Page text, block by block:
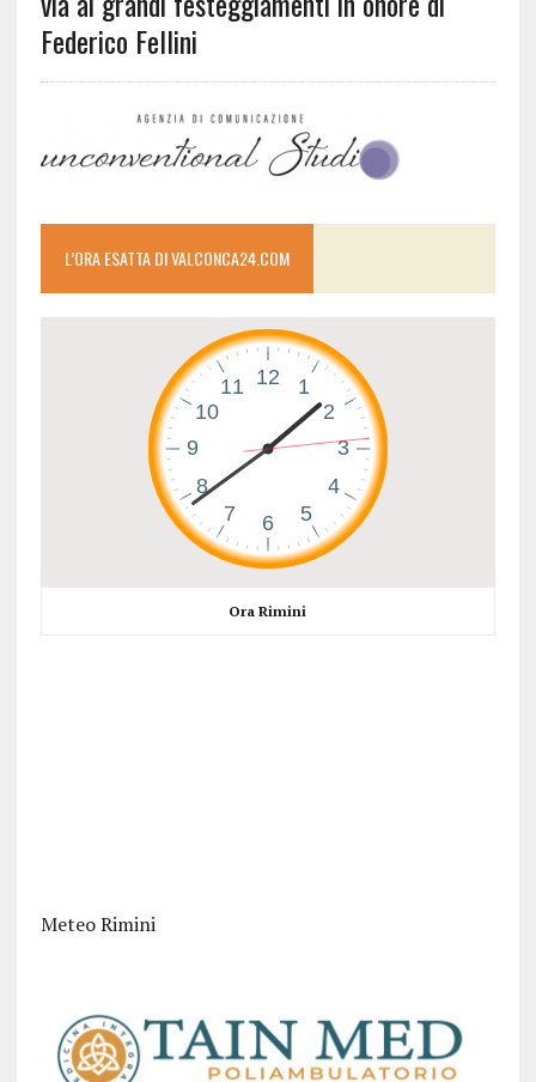
Federico Fellini
L’ORA ESATTA DI VALCONCA24.COM
Ora Rimini
Meteo Rimini